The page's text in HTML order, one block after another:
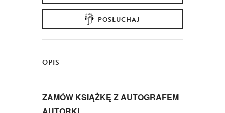
POSŁUCHAJ
OPIS
ZAMÓW KSIĄŻKĘ Z AUTOGRAFEM